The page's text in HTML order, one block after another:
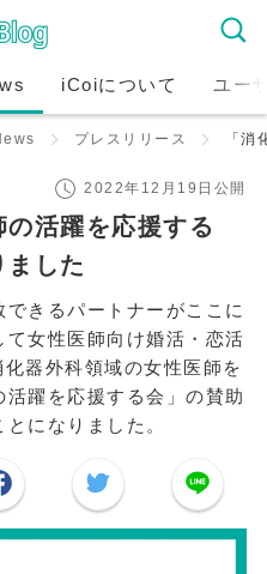
iCoiについて ユー
プレスリリース 「
2022年12月19日公開
の活躍を応援する
ました
きるパートナーがここに
女性医師向け婚活・恋活
器外科領域の女性医師を
躍を応援する会」の賛助
になりました。